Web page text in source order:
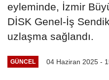
eyleminde, İzmir
DİSK Genel-İş
uzlaşma sağlandı.
GÜNCEL 04 Haziran 2025 -